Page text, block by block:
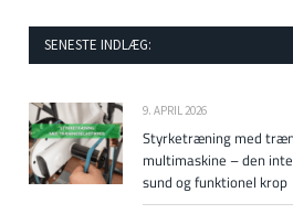
SENESTE INDLÆG:
9. APRIL 2026
Styrketræning med
multimaskine – den
sund og funktionel krop